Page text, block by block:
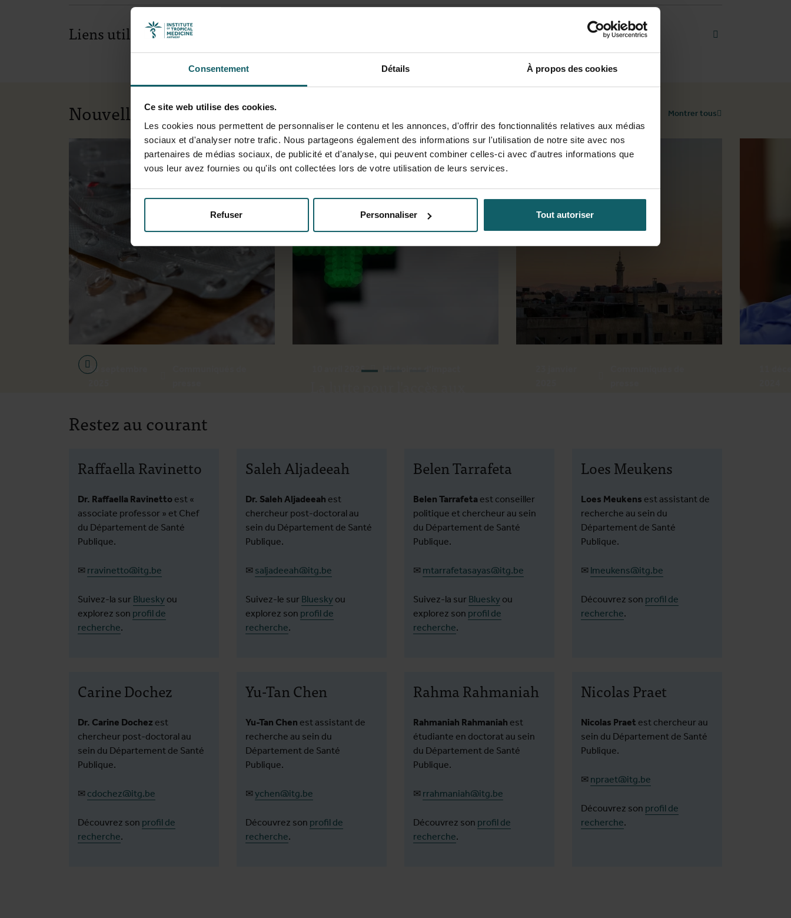
Consentement Détails À propos des cookies
Ce site web utilise des cookies.
Les cookies nous permettent de personnaliser le contenu et les annonces, d'offrir des fonctionnalités relatives aux médias
sociaux et d'analyser notre trafic. Nous partageons également des informations sur l'utilisation de notre site avec nos
partenaires de médias sociaux, de publicité et d'analyse, qui peuvent combiner celles-ci avec d'autres informations que
vous leur avez fournies ou qu'ils ont collectées lors de votre utilisation de leurs services.
Refuser Personnaliser Tout autoriser
Liens utiles faq.read more
Nouvelles Montrer tous
30 septembre
l’étendue critique des
à Gaza
10 avril 2025
Restez au courant
Raffaella Ravinetto
Dr. Raffaella Ravinetto est «
associate professor » et Chef
du Département de Santé
Publique.
✉ rravinetto@itg.be
Suivez-la sur Bluesky ou
explorez son profil de
recherche.
Saleh Aljadeeah
Dr. Saleh Aljadeeah est
chercheur post-doctoral au
sein du Département de Santé
Publique.
✉ saljadeeah@itg.be
Suivez-le sur Bluesky ou
explorez son profil de
recherche.
Belen Tarrafeta
Belen Tarrafeta est conseiller
politique et chercheur au sein
du Département de Santé
Publique.
✉ mtarrafetasayas@itg.be
Suivez-la sur Bluesky ou
explorez son profil de
recherche.
Loes Meukens
Loes Meukens est assistant de
recherche au sein du
Département de Santé
Publique.
✉ lmeukens@itg.be
Découvrez son profil de
recherche.
Carine Dochez
Dr. Carine Dochez est
chercheur post-doctoral au
sein du Département de Santé
Publique.
✉ cdochez@itg.be
Découvrez son profil de
recherche.
Yu-Tan Chen
Yu-Tan Chen est assistant de
recherche au sein du
Département de Santé
Publique.
✉ ychen@itg.be
Découvrez son profil de
recherche.
Rahma Rahmaniah
Rahmaniah Rahmaniah est
étudiante en doctorat au sein
du Département de Santé
Publique.
✉ rrahmaniah@itg.be
Découvrez son profil de
recherche.
Nicolas Praet
Nicolas Praet est chercheur au
sein du Département de Santé
Publique.
✉ npraet@itg.be
Découvrez son profil de
recherche.